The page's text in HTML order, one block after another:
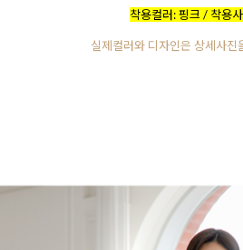
착용컬러: 핑크 / 착용
실제컬러와 디자인은 상세사진